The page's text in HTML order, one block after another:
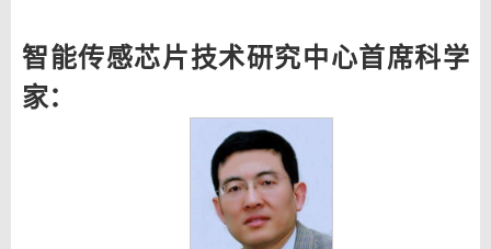
智能传感芯片技术研究中心首席科学
家：